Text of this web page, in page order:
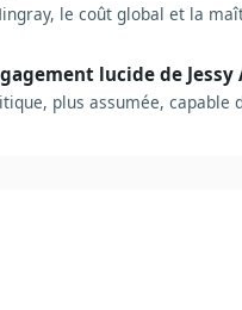
le coût global et la
lucide de Jessy
plus assumée,